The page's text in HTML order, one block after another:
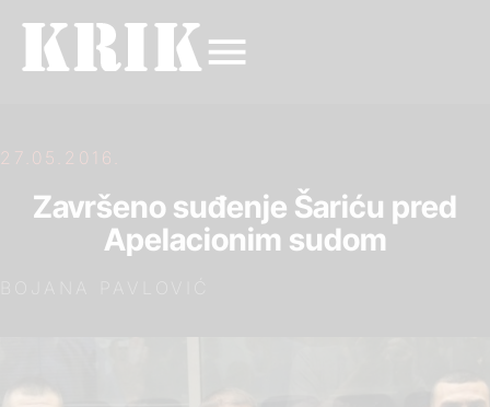
27.05.2016.
Završeno suđenje Šariću pred
Apelacionim sudom